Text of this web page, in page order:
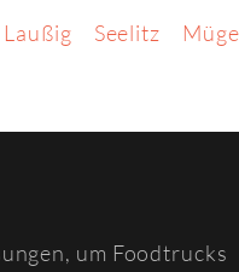
Laußig Seelitz
um Foodtrucks